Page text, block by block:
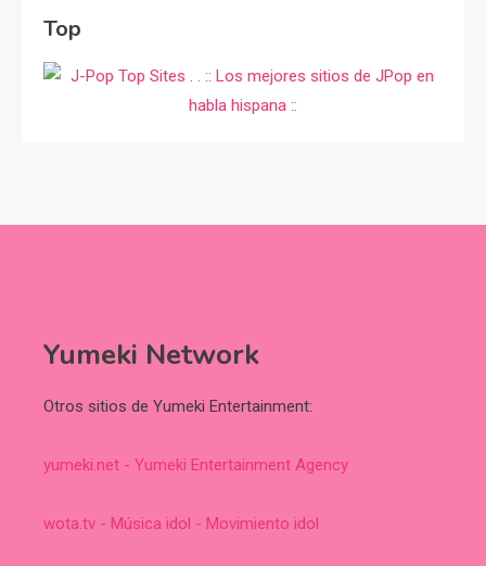
Top
Yumeki Network
Otros sitios de Yumeki Entertainment:
yumeki.net - Yumeki Entertainment Agency
wota.tv - Música idol - Movimiento idol